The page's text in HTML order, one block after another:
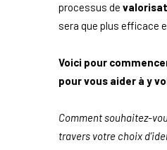
processus de
sera que plus efficace
Voici pour
pour vous aider à y
Comment souhaitez-
travers votre choix